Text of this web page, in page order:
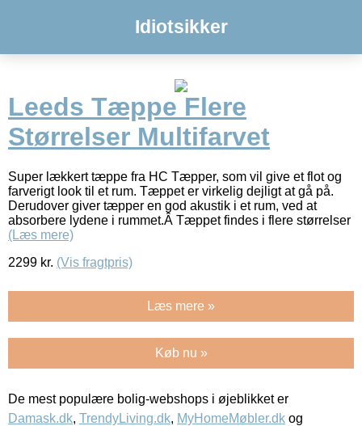
Idiotsikker
Leeds Tæppe Flere
Størrelser Multifarvet
Super lækkert tæppe fra HC Tæpper, som vil give et flot og
farverigt look til et rum. Tæppet er virkelig dejligt at gå på.
Derudover giver tæpper en god akustik i et rum, ved at
absorbere lydene i rummet.Â Tæppet findes i flere størrelser
(Læs mere)
2299 kr. (Vis fragtpris)
Læs mere »
Køb nu »
De mest populære bolig-webshops i øjeblikket er
Damask.dk, TrendyLiving.dk, MyHomeMøbler.dk og